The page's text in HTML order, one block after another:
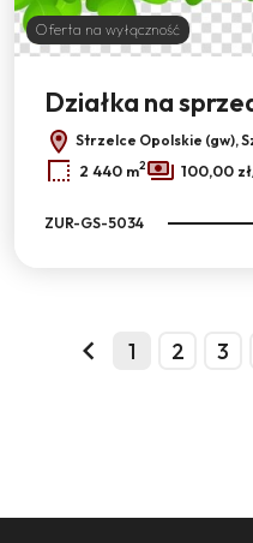
Oferta na wyłączność
Działka na
Strzelce Opolskie (gw),
2 440 m2 100,00
ZUR-GS-5034
prev
1 2 3